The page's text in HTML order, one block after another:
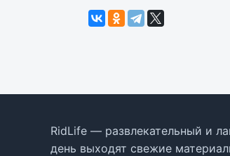
RidLife — развлекательный и
день выходят свежие